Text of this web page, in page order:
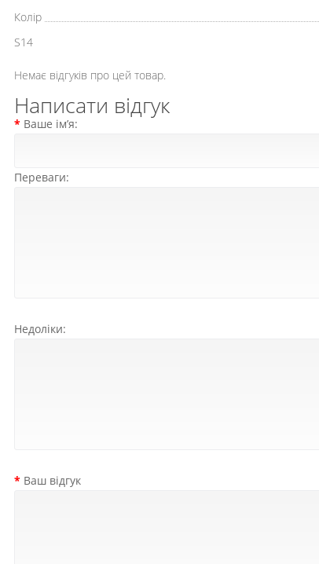
Колір
S14
Немає відгуків про цей товар.
Написати відгук
Ваше ім’я:
Переваги:
Недоліки:
Ваш відгук